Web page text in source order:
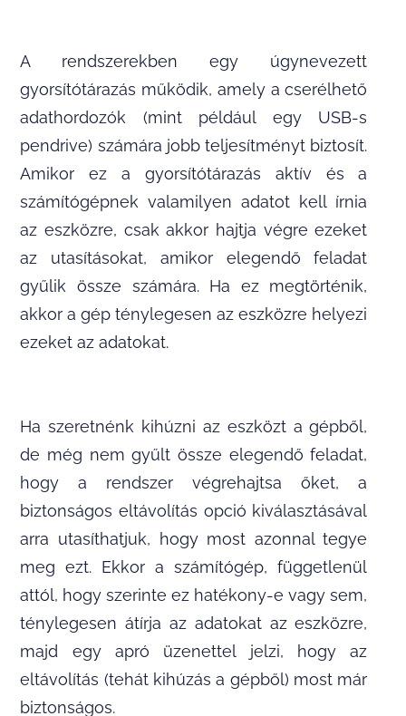
A rendszerekben egy úgynevezett
gyorsítótárazás működik, amely a cserélhető
adathordozók (mint például egy USB-s
pendrive) számára jobb teljesítményt biztosít.
Amikor ez a gyorsítótárazás aktív és a
számítógépnek valamilyen adatot kell írnia
az eszközre, csak akkor hajtja végre ezeket
az utasításokat, amikor elegendő feladat
gyűlik össze számára. Ha ez megtörténik,
akkor a gép ténylegesen az eszközre helyezi
ezeket az adatokat.
Ha szeretnénk kihúzni az eszközt a gépből,
de még nem gyűlt össze elegendő feladat,
hogy a rendszer végrehajtsa őket, a
biztonságos eltávolítás opció kiválasztásával
arra utasíthatjuk, hogy most azonnal tegye
meg ezt. Ekkor a számítógép, függetlenül
attól, hogy szerinte ez hatékony-e vagy sem,
ténylegesen átírja az adatokat az eszközre,
majd egy apró üzenettel jelzi, hogy az
eltávolítás (tehát kihúzás a gépből) most már
biztonságos.